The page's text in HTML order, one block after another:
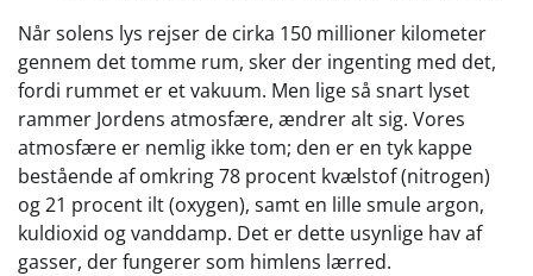
Når solens lys rejser de cirka 150 millioner kilometer
gennem det tomme rum, sker der ingenting med det,
fordi rummet er et vakuum. Men lige så snart lyset
rammer Jordens atmosfære, ændrer alt sig. Vores
atmosfære er nemlig ikke tom; den er en tyk kappe
bestående af omkring 78 procent kvælstof (nitrogen)
og 21 procent ilt (oxygen), samt en lille smule argon,
kuldioxid og vanddamp. Det er dette usynlige hav af
gasser, der fungerer som himlens lærred.